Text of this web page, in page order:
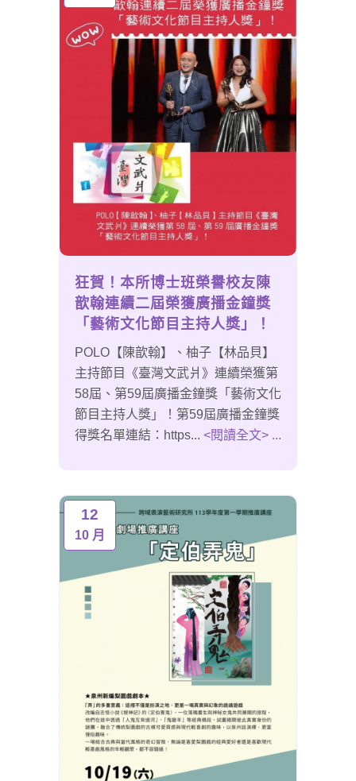
狂賀！本所博士班榮譽校友陳
歆翰連續二屆榮獲廣播金鐘獎
「藝術文化節目主持人獎」！
POLO【陳歆翰】、柚子【林品貝】
主持節目《臺灣文武爿》連續榮獲第
58屆、第59屆廣播金鐘獎「藝術文化
節目主持人獎」！第59屆廣播金鐘獎
得獎名單連結：https... <閱讀全文> ...
12
10 月